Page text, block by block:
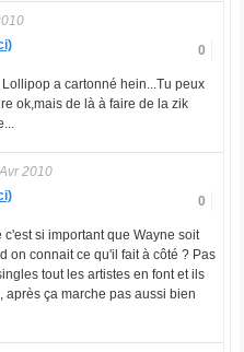
0
a cartonné hein...Tu peux
ok,mais de là à faire de la zik
2010
0
c'est si important que Wayne soit
on connait ce qu'il fait à côté ? Pas
tout les artistes en font et ils
après ça marche pas aussi bien